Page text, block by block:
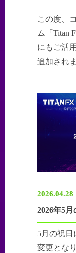
この度、
ム「Titan
にもご活
追加され
2026.04.28
2026年5
5月の祝
変更とな